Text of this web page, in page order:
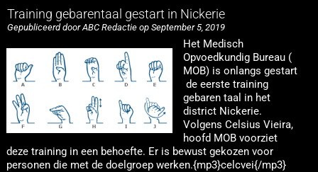
Training gebarentaal gestart in Nickerie
Gepubliceerd door ABC Redactie op September 5, 2019
Het Medisch
Opvoedkundig Bureau (
MOB) is onlangs gestart
de eerste training
gebaren taal in het
district Nickerie.
Volgens Celsius Vieira,
hoofd MOB voorziet
deze training in een behoefte. Er is bewust gekozen voor
personen die met de doelgroep werken.{mp3}celcvei{/mp3}